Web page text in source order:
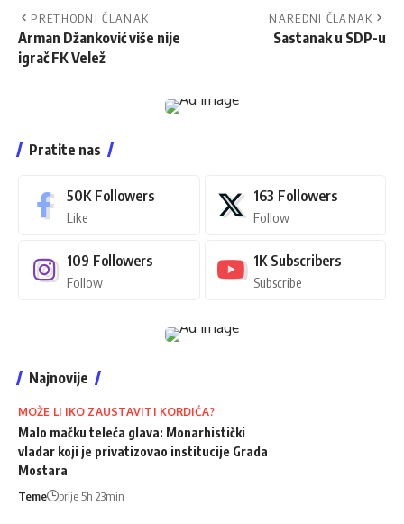
PRETHODNI ČLANAK
Arman Džanković više nije
igrač FK Velež
NAREDNI ČLANAK
Sastanak u SDP-u
Pratite nas
50K Followers
Like
163 Followers
Follow
109 Followers
Follow
1K Subscribers
Subscribe
Najnovije
MOŽE LI IKO ZAUSTAVITI KORDIĆA?
Malo mačku teleća glava: Monarhistički
vladar koji je privatizovao institucije Grada
Mostara
Teme prije 5h 23min